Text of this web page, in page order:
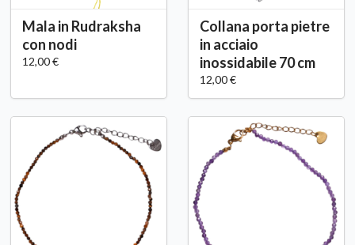
Mala in Rudraksha
con nodi
12,00 €
Collana porta pietre
in acciaio
inossidabile 70 cm
12,00 €